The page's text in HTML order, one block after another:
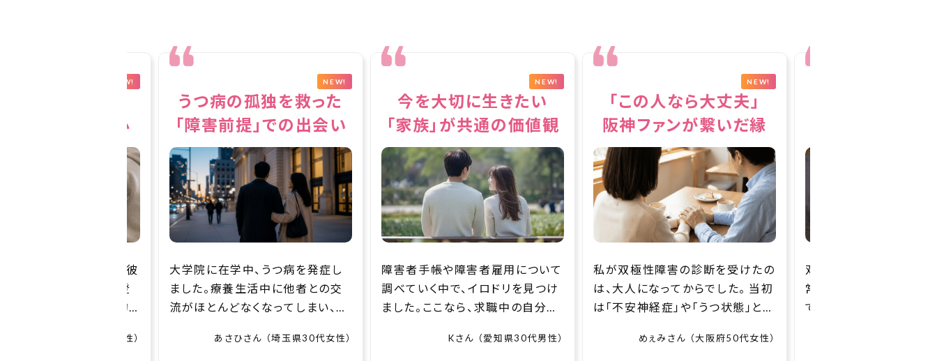
NEW!
前提」での出会い
在学中、うつ病を発症し
療養生活中に他者との交
あさひさん （埼玉県30代女性）
NEW!
今を大切に生きたい
「家族」が共通の価値観
障害者手帳や障害者雇用について
調べていく中で、イロドリを見つけ
ました。ここなら、求職中の自分で
Kさん （愛知県30代男性）
NEW!
「この人なら大丈夫」
阪神ファンが繋いだ縁
私が双極性障害の診断を受けたの
は、大人になってからでした。 当初
は「不安神経症」や「うつ状態」と言
めぇみさん （大阪府50代女性）
NEW!
ASD同士だから言える
彼女との支え合いの形
双極性障害であることを隠して健
常者とお会いしていた頃、言葉に
できない「ちぐはぐさ」を感じてしま
らいすさん （京都府20代男性）
以前は一般的なマッチン
を利用していました。最
つ病」であることや「生